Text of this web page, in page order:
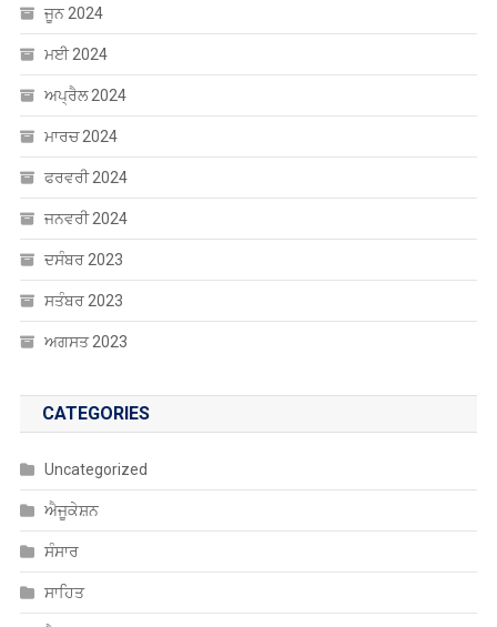
ਜੂਨ 2024
ਮਈ 2024
ਅਪ੍ਰੈਲ 2024
ਮਾਰਚ 2024
ਫਰਵਰੀ 2024
ਜਨਵਰੀ 2024
ਦਸੰਬਰ 2023
ਸਤੰਬਰ 2023
CATEGORIES
Uncategorized
ਐਜੂਕੇਸ਼ਨ
ਸੰਸਾਰ
ਸਾਹਿਤ